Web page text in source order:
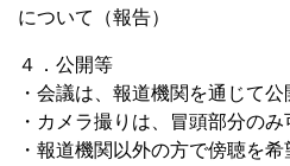
について（報告）
４．公開等
・会議は、報道機関を通じて公
・カメラ撮りは、冒頭部分のみ
・報道機関以外の方で傍聴を